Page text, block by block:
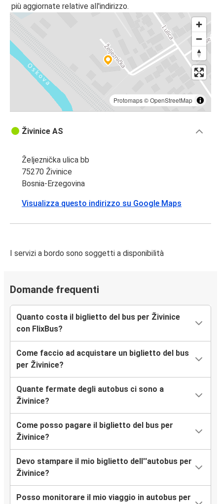
più aggiornate relative all'indirizzo.
Protomaps©OpenStreetMap
Živinice AS
Željeznička ulica bb
75270 Živinice
Bosnia-Erzegovina
Visualizza questo indirizzo su Google Maps
I servizi a bordo sono soggetti a disponibilità
Domande frequenti
Quanto costa il biglietto del bus per Živinice
con FlixBus?
Come faccio ad acquistare un biglietto del bus
per Živinice?
Quante fermate degli autobus ci sono a
Živinice?
Come posso pagare il biglietto del bus per
Živinice?
Devo stampare il mio biglietto dell''autobus per
Živinice?
Posso monitorare il mio viaggio in autobus per